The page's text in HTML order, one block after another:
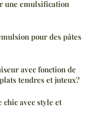
une emulsification
pour des pâtes
avec fonction de
tendres et juteux?
chic avec style et